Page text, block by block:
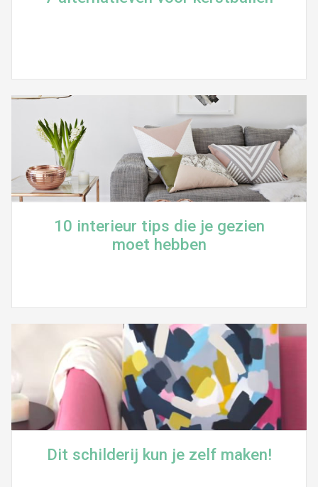
10 interieur tips die je gezien
moet hebben
Dit schilderij kun je zelf maken!